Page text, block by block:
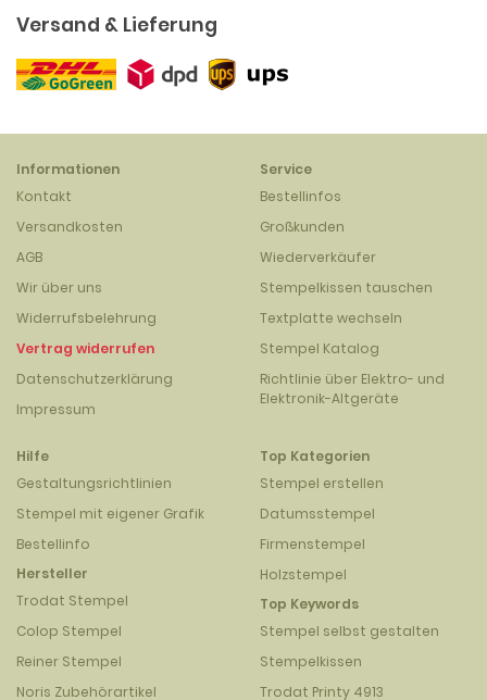
Versand & Lieferung
Informationen
Kontakt
Versandkosten
AGB
Wir über uns
Widerrufsbelehrung
Vertrag widerrufen
Datenschutzerklärung
Impressum
Service
Bestellinfos
Großkunden
Wiederverkäufer
Stempelkissen tauschen
Textplatte wechseln
Stempel Katalog
Richtlinie über Elektro- und
Elektronik-Altgeräte
Hilfe
Gestaltungsrichtlinien
Stempel mit eigener Grafik
Bestellinfo
Hersteller
Trodat Stempel
Colop Stempel
Reiner Stempel
Noris Zubehörartikel
Top Kategorien
Stempel erstellen
Datumsstempel
Firmenstempel
Holzstempel
Top Keywords
Stempel selbst gestalten
Stempelkissen
Trodat Printy 4913